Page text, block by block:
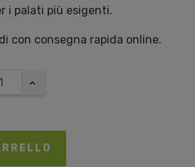
i palati più esigenti.
con consegna rapida online.